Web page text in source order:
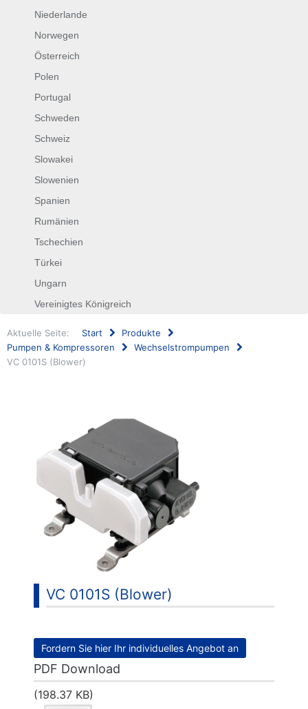
Niederlande
Norwegen
Österreich
Polen
Portugal
Schweden
Schweiz
Slowakei
Slowenien
Spanien
Rumänien
Tschechien
Türkei
Ungarn
Vereinigtes Königreich
Aktuelle Seite: Start
Produkte
Pumpen & Kompressoren
Wechselstrompumpen
VC 0101S (Blower)
VC 0101S (Blower)
Fordern Sie hier Ihr individuelles Angebot an
PDF Download
(198.37 KB)